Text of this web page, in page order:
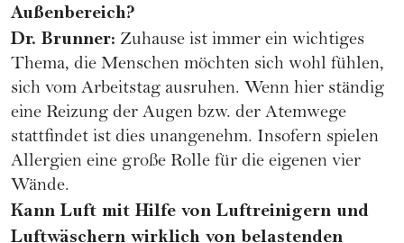
Außenbereich?
Dr. Brunner: Zuhause ist immer ein wichtiges
Thema, die Menschen möchten sich wohl fühlen,
sich vom Arbeitstag ausruhen. Wenn hier ständig
eine Reizung der Augen bzw. der Atemwege
stattfindet ist dies unangenehm. Insofern spielen
Allergien eine große Rolle für die eigenen vier
Wände.
Kann Luft mit Hilfe von Luftreinigern und
Luftwäschern wirklich von belastenden